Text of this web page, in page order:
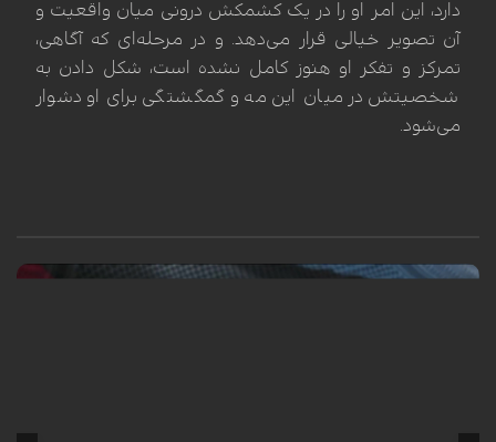
دارد، این امر او را در یک کشمکش درونی میان واقعیت و
آن تصویر خیالی قرار می‌دهد. و در مرحله‌ای که آگاهی،
تمرکز و تفکر او هنوز کامل نشده است، شکل دادن به
شخصیتش در میان این مه و گمگشتگی برای او دشوار
می‌شود.